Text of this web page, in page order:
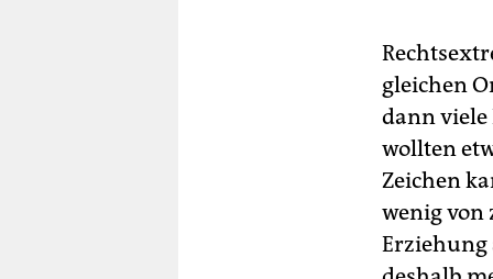
gleichen
dann viele
wollten
Zeichen
wenig von
Erziehung